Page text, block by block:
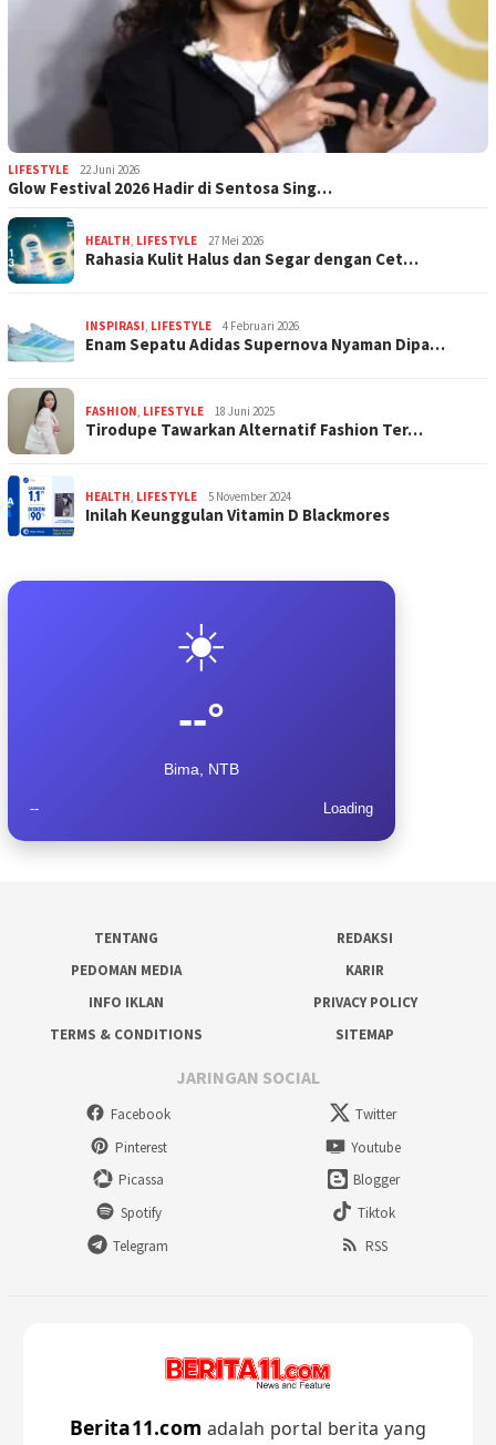
LIFESTYLE 22 Juni 2026
Glow Festival 2026 Hadir di Sentosa Sing…
HEALTH LIFESTYLE 27 Mei 2026
Rahasia Kulit Halus dan Segar dengan Cet…
INSPIRASI LIFESTYLE 4 Februari 2026
Enam Sepatu Adidas Supernova Nyaman Dipa…
FASHION LIFESTYLE 18 Juni 2025
Tirodupe Tawarkan Alternatif Fashion Ter…
HEALTH LIFESTYLE 5 November 2024
Inilah Keunggulan Vitamin D Blackmores
☀️
--°
Bima, NTB
-- Loading
TENTANG
REDAKSI
PEDOMAN MEDIA
KARIR
INFO IKLAN
PRIVACY POLICY
TERMS & CONDITIONS
SITEMAP
JARINGAN SOCIAL
Facebook
Twitter
Pinterest
Youtube
Picassa
Blogger
Spotify
Tiktok
Telegram
RSS
Berita11.com adalah portal berita yang